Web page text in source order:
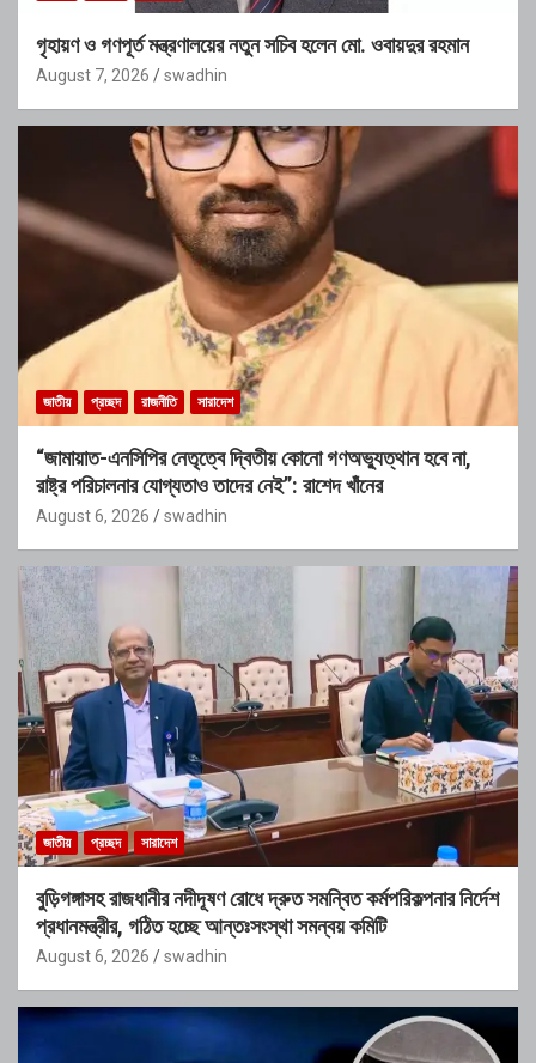
গৃহায়ণ ও গণপূর্ত মন্ত্রণালয়ের নতুন সচিব হলেন মো. ওবায়দুর রহমান
August 7, 2026 swadhin
জাতীয় প্রচ্ছদ রাজনীতি সারাদেশ
“জামায়াত-এনসিপির নেতৃত্বে দ্বিতীয় কোনো গণঅভ্যুত্থান হবে না,
রাষ্ট্র পরিচালনার যোগ্যতাও তাদের নেই”: রাশেদ খাঁনের
August 6, 2026 swadhin
জাতীয় প্রচ্ছদ সারাদেশ
বুড়িগঙ্গাসহ রাজধানীর নদীদূষণ রোধে দ্রুত সমন্বিত কর্মপরিকল্পনার নির্দেশ
প্রধানমন্ত্রীর, গঠিত হচ্ছে আন্তঃসংস্থা সমন্বয় কমিটি
August 6, 2026 swadhin